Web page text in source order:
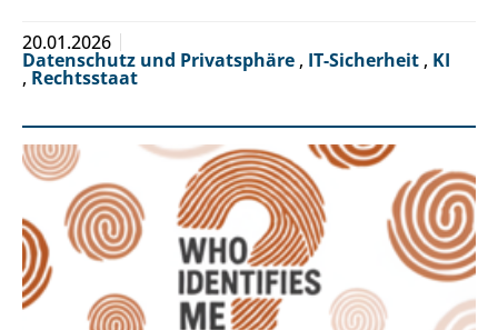
20.01.2026
Datenschutz und Privatsphäre , IT-Sicherheit , KI
, Rechtsstaat